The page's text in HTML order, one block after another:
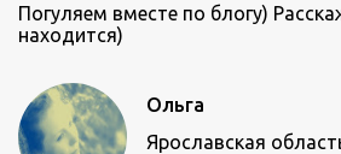
Погуляем вместе по блогу)
находится)
Ольга
Ярославская